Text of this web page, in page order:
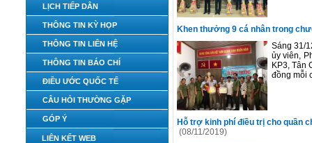
LỊCH TIẾP DÂN
THÔNG TIN KỲ HỌP
THÔNG TIN LIÊN HỆ
THÔNG TIN BÁO CHÍ
ĐIỀU ƯỚC QUỐC TẾ
CÂU HỎI THƯỜNG GẶP
GÓP Ý
LIÊN KẾT WEB
Khen thưởng 9 cá nhân trong
Sáng 31/
ủy viên,
KP3, Tân
đồng mỗi
Hỗ trợ kinh phí điều trị cho quần
(08/11/2019)